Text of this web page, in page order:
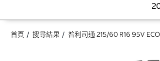
首頁 搜尋結果 普利司通 215/60 R16 95V